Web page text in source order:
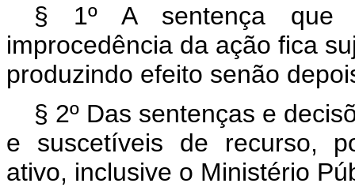
§ 1º A sentença que
improcedência da ação fica
produzindo efeito senão
§ 2º Das sentenças e
e suscetíveis de recurso,
ativo, inclusive o Ministério